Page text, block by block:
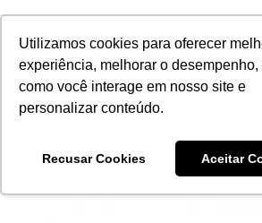
Utilizamos cookies para oferecer
experiência, melhorar o
como você interage em nosso site e
personalizar conteúdo.
Recusar Cookies Aceitar
Produtos - Padrões de